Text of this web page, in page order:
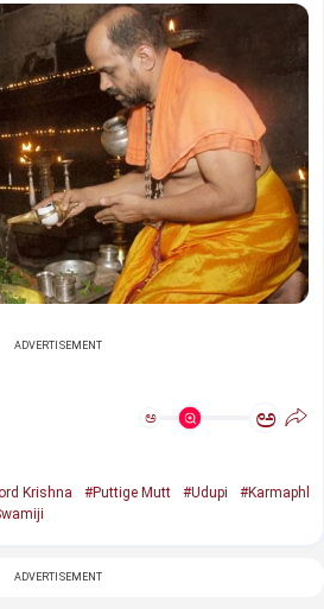
ADVERTISEMENT
ಅ ಅ
Krishna #Puttige Mutt #Udupi
#Karmaphl
ADVERTISEMENT